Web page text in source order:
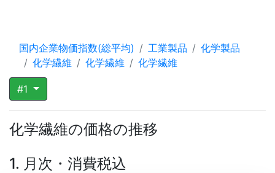
国内企業物価指数(総平均) 工業製品
化学製品
化学繊維
化学繊維 化学繊維
#1
化学繊維の価格の推移
1. 月次・消費税込